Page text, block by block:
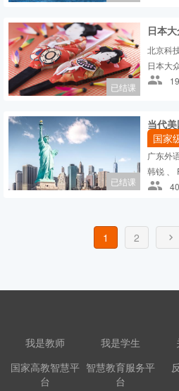
已结课
日本
北京科
日本大
已结课
当代
国家
广东外
韩锐 、
1 2
我是教师 我是学生
国家高教智慧平
台
智慧教育服务平
台